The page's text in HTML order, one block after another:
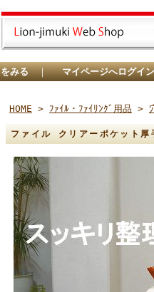
みる ｜ マイページへログイン
HOME > ﾌｧｲﾙ・ﾌｧｲﾘﾝｸﾞ用品 >
ファイル クリアーポケッ